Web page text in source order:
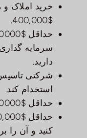
خرید املاک
$400,000.
سرمایه
دارید.
استخدام کند.
حداقل $500000 سرمایه گذاری کنید.
کنید و آن را